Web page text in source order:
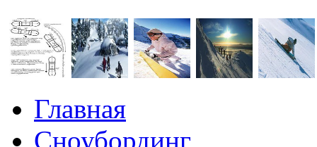
Главная
Сноубординг